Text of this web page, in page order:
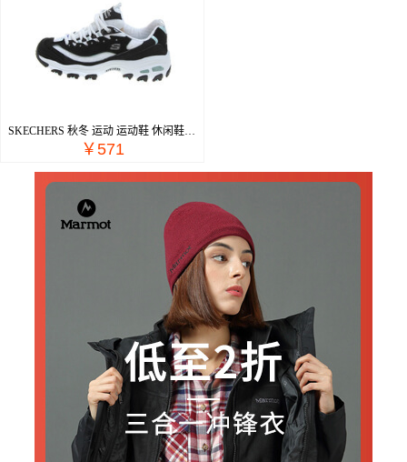
SKECHERS 秋冬 运动 运动鞋 休闲鞋 11959&BKW
￥571